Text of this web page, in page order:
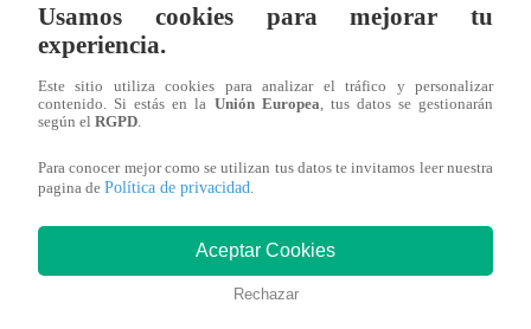
Usamos cookies para mejorar tu
experiencia.
Este sitio utiliza cookies para analizar el tráfico y personalizar
contenido. Si estás en la Unión Europea , tus datos se gestionarán
según el RGPD
Para conocer mejor como se utilizan tus datos te invitamos leer nuestra
pagina de Política de privacidad
Aceptar Cookies
Rechazar